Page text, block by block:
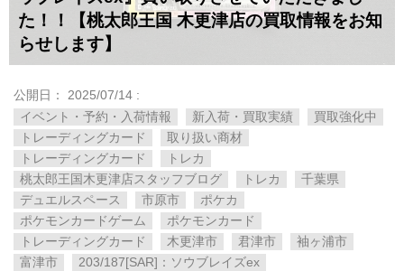
た！！【桃太郎王国 木更津店の買取情報をお知
らせします】
公開日： 2025/07/14 :
イベント・予約・入荷情報
新入荷・買取実績
買取強化中
トレーディングカード
取り扱い商材
トレーディングカード
トレカ
桃太郎王国木更津店スタッフブログ
トレカ
千葉県
デュエルスペース
市原市
ポケカ
ポケモンカードゲーム
ポケモンカード
トレーディングカード
木更津市 君津市
袖ヶ浦市
富津市
203/187[SAR]：ソウブレイズex